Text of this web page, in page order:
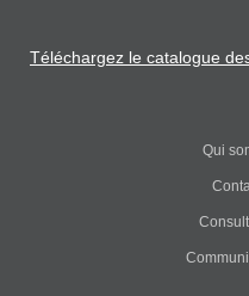
Qui
Téléchargez le catalogue